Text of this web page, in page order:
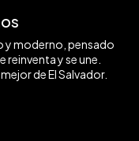
moderno, pensado
reinventa y se une.
de El Salvador.